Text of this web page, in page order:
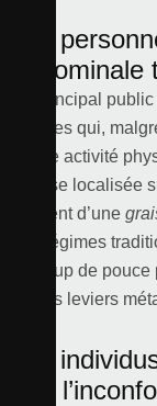
Les
Le principal
femmes qui,
et une activité
graisse localisée
souvent d’une
aux régimes
un coup de
sur les leviers
Les
et à